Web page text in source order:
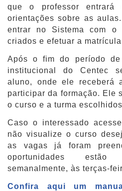
que o professor entrará
orientações sobre as
entrar no Sistema com o
criados e efetuar a
Após o fim do período de
institucional do Centec
aluno, onde ele receberá
participar da formação. Ele
o curso e a turma
Caso o interessado
não visualize o curso
as vagas já foram
oportunidades estão
semanalmente, às terças-
Confira aqui um